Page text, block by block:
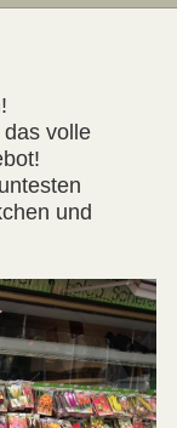
volle
und